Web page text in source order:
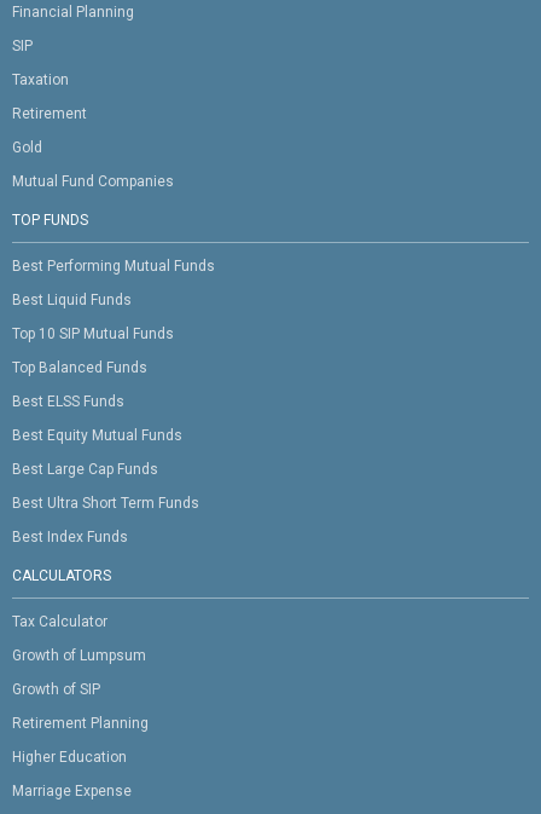
Financial Planning
SIP
Taxation
Retirement
Gold
Mutual Fund Companies
TOP FUNDS
Best Performing Mutual Funds
Best Liquid Funds
Top 10 SIP Mutual Funds
Top Balanced Funds
Best ELSS Funds
Best Equity Mutual Funds
Best Large Cap Funds
Best Ultra Short Term Funds
Best Index Funds
CALCULATORS
Tax Calculator
Growth of Lumpsum
Growth of SIP
Retirement Planning
Higher Education
Marriage Expense